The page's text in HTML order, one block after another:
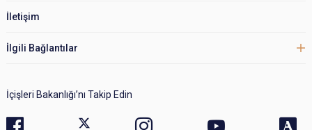
İletişim
İlgili Bağlantılar
İçişleri Bakanlığı’nı Takip Edin